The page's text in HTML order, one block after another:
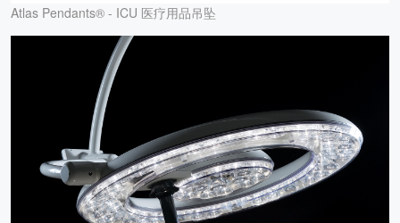
Atlas Pendants® - ICU 医疗用品吊坠